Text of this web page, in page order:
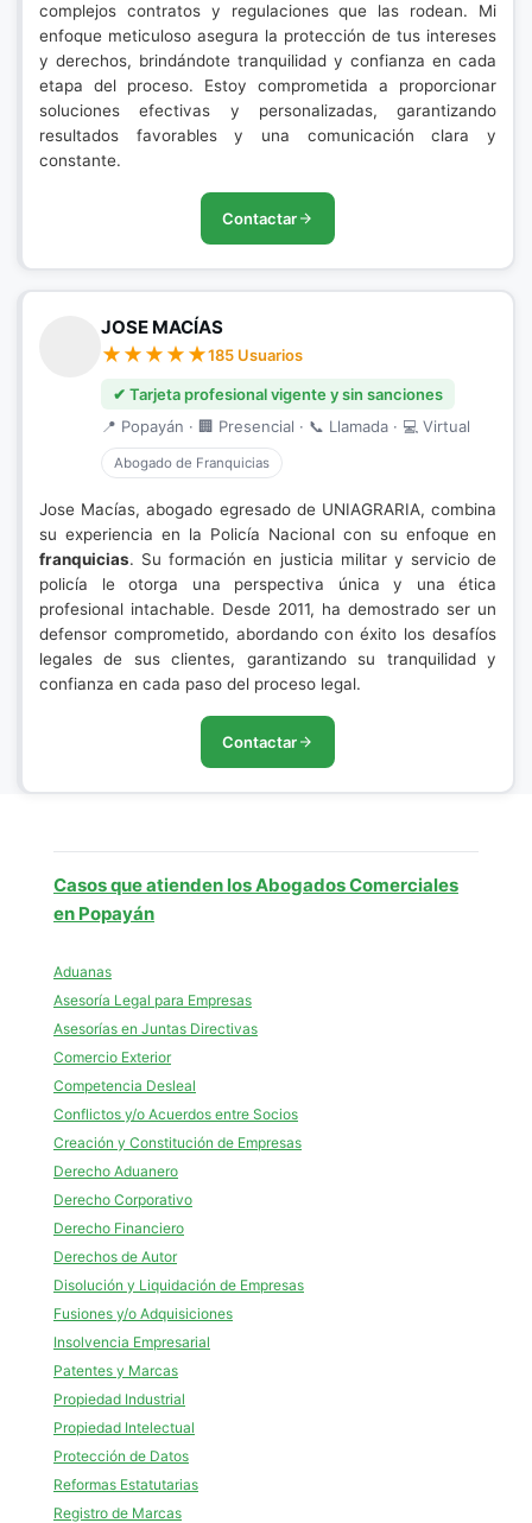
complejos contratos y regulaciones que las rodean. Mi
enfoque meticuloso asegura la protección de tus intereses
y derechos, brindándote tranquilidad y confianza en cada
etapa del proceso. Estoy comprometida a proporcionar
soluciones efectivas y personalizadas, garantizando
resultados favorables y una comunicación clara y
constante.
Contactar
JOSE MACÍAS
185 Usuarios
✔ Tarjeta profesional vigente y sin sanciones
📍 Popayán · 🏢 Presencial · 📞 Llamada · 💻 Virtual
Abogado de Franquicias
Jose Macías, abogado egresado de UNIAGRARIA, combina
su experiencia en la Policía Nacional con su enfoque en
franquicias. Su formación en justicia militar y servicio de
policía le otorga una perspectiva única y una ética
profesional intachable. Desde 2011, ha demostrado ser un
defensor comprometido, abordando con éxito los desafíos
legales de sus clientes, garantizando su tranquilidad y
confianza en cada paso del proceso legal.
Contactar
Casos que atienden los Abogados Comerciales
en Popayán
Aduanas
Asesoría Legal para Empresas
Asesorías en Juntas Directivas
Comercio Exterior
Competencia Desleal
Conflictos y/o Acuerdos entre Socios
Creación y Constitución de Empresas
Derecho Aduanero
Derecho Corporativo
Derecho Financiero
Derechos de Autor
Disolución y Liquidación de Empresas
Fusiones y/o Adquisiciones
Insolvencia Empresarial
Patentes y Marcas
Propiedad Industrial
Propiedad Intelectual
Protección de Datos
Reformas Estatutarias
Registro de Marcas